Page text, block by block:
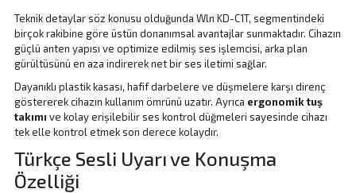
Teknik detaylar söz konusu olduğunda Wln KD-C1T, segmentindeki
birçok rakibine göre üstün donanımsal avantajlar sunmaktadır. Cihazın
güçlü anten yapısı ve optimize edilmiş ses işlemcisi, arka plan
gürültüsünü en aza indirerek net bir ses iletimi sağlar.
Dayanıklı plastik kasası, hafif darbelere ve düşmelere karşı direnç
göstererek cihazın kullanım ömrünü uzatır. Ayrıca ergonomik tuş
takımı ve kolay erişilebilir ses kontrol düğmeleri sayesinde cihazı
tek elle kontrol etmek son derece kolaydır.
Türkçe Sesli Uyarı ve Konuşma
Özelliği